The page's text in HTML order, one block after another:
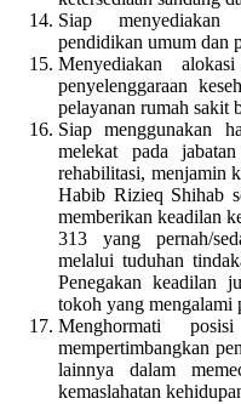
Siap menyediakan
pendidikan umum dan
Menyediakan
penyelenggaraan
pelayanan rumah sakit
Siap menggunakan
melekat pada
rehabilitasi, menjamin
Habib Rizieq Shihab
memberikan keadilan
313 yang pernah/
melalui tuduhan
Penegakan keadilan
tokoh yang mengalami
Menghormati
mempertimbangkan
lainnya dalam
kemaslahatan